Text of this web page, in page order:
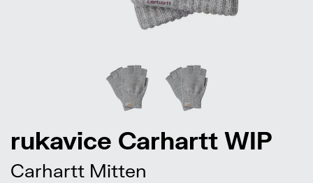
rukavice Carhartt WIP
Carhartt Mitten